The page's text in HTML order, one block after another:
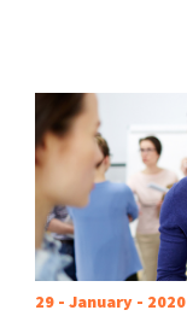
29 - January - 2020